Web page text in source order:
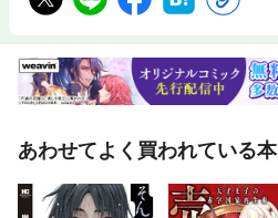
あわせてよく買われている本